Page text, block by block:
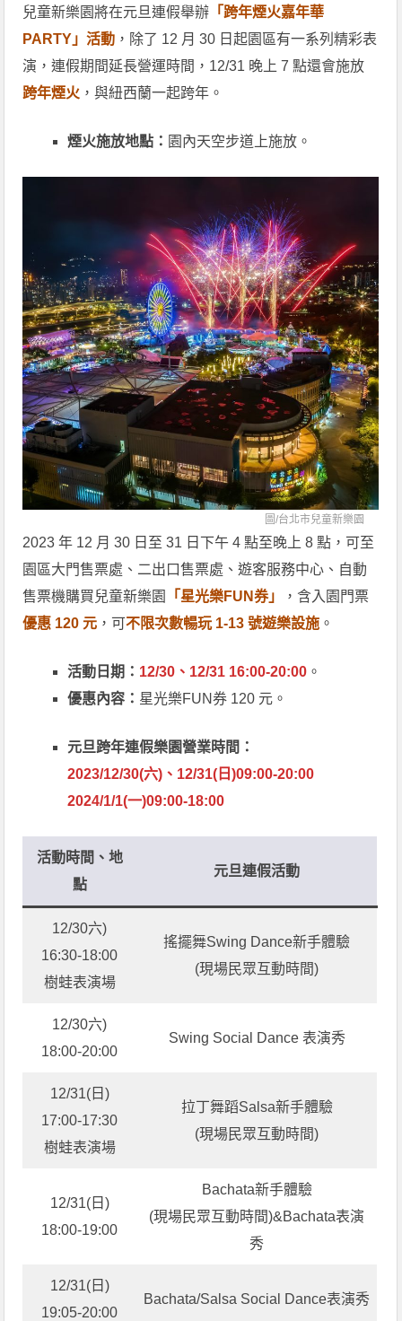
兒童新樂園將在元旦連假舉辦 「跨年煙火嘉年華
PARTY」活動 ，除了 12 月 30 日起園區有一系列精彩表
演，連假期間延長營運時間，12/31 晚上 7 點還會施放
跨年煙火 ，與紐西蘭一起跨年。
煙火施放地點： 園內天空步道上施放。
圖/台北市兒童新樂園
2023 年 12 月 30 日至 31 日下午 4 點至晚上 8 點，可至
園區大門售票處、二出口售票處、遊客服務中心、自動
售票機購買兒童新樂園
「星光樂FUN券」
，含入園門票
優惠 120 元 ，可不限次數暢玩 1-13 號遊樂設施 。
活動日期： 12/30、12/31 16:00-20:00 。
優惠內容： 星光樂FUN券 120 元。
元旦跨年連假樂園營業時間：
2023/12/30(六)、12/31(日)09:00-20:00
2024/1/1(一)09:00-18:00
活動時間、地
點
元旦連假活動
12/30六)
16:30-18:00
樹蛙表演場
搖擺舞Swing Dance新手體驗
(現場民眾互動時間)
12/30六)
18:00-20:00
Swing Social Dance 表演秀
12/31(日)
17:00-17:30
樹蛙表演場
拉丁舞蹈Salsa新手體驗
(現場民眾互動時間)
12/31(日)
18:00-19:00
Bachata新手體驗
(現場民眾互動時間)&Bachata表演
秀
12/31(日)
19:05-20:00
Bachata/Salsa Social Dance表演秀